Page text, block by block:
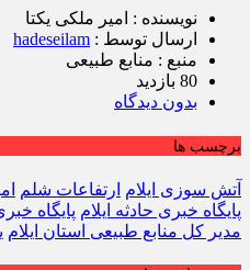
نویسنده : امیر ملکی یکتا
ارسال توسط : hadeseilam
منبع : منابع طبیعی
80 بازدید
بدون دیدگاه
برچسب ها
آتش سوزی ایلام ارتفاعات شلم
پایگاه خبری حادثه ایلام پایگاه
مدیر کل منابع طبیعی استان ایلام